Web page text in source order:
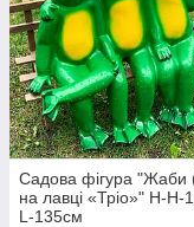
Садова фігура "Жаби
на лавці «Тріо»" Н-H-
L-135см